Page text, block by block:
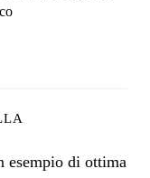
esempio di ottima